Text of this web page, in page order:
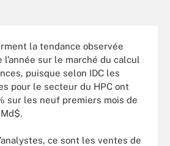
la tendance observée
sur le marché du calcul
puisque selon IDC les
pour le secteur du HPC ont
sur les neuf premiers mois de
Md$.
ce sont les ventes de